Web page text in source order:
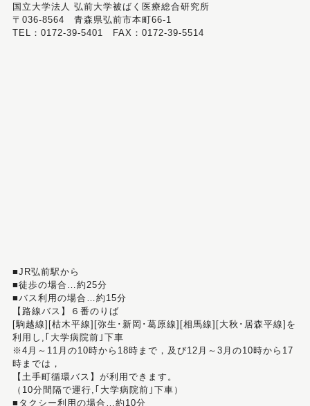
国立大学法人 弘前大学被ばく医療総合研究所
〒036-8564 青森県弘前市本町66-1
TEL：0172-39-5401 FAX：0172-39-5514
■JR弘前駅から
■徒歩の場合…約25分
■バス利用の場合…約15分
【路線バス】６番のりば
[駒越線][枯木平線][弥生･新岡･葛原線][相馬線][大秋･居森平線]を
利用し,｢大学病院前｣下車
※4月～11月の10時から18時まで，及び12月～3月の10時から17
時までは，
【土手町循環バス】が利用できます。
（10分間隔で運行,｢大学病院前｣下車）
■タクシー利用の場合…約10分